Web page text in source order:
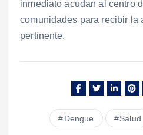
inmediato acudan al centro
comunidades para recibir la
pertinente.
Dengue Salud